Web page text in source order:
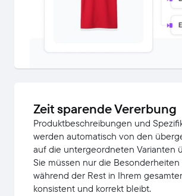
Zeit sparende Vererbung
Produktbeschreibungen und
werden automatisch von den
auf die untergeordneten Varianten
Sie müssen nur die Besonderheiten
während der Rest in Ihrem
konsistent und korrekt bleibt.